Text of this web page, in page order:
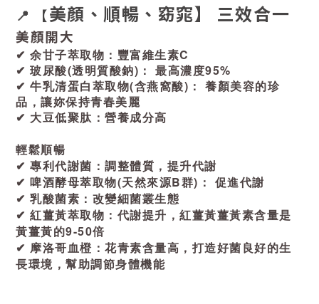
📍 【美顏、順暢、窈窕】 三效合一
美顏開大
✔ 余甘子萃取物：豐富維生素C
✔ 玻尿酸(透明質酸鈉)： 最高濃度95%
✔ 牛乳清蛋白萃取物(含燕窩酸)： 養顏美容的珍
品，讓妳保持青春美麗
✔ 大豆低聚肽：營養成分高
輕鬆順暢
✔ 專利代謝菌：調整體質，提升代謝
✔ 啤酒酵母萃取物(天然來源B群)： 促進代謝
✔ 乳酸菌素：改變細菌叢生態
✔ 紅薑黃萃取物：代謝提升，紅薑黃薑黃素含量是
黃薑黃的9-50倍
✔ 摩洛哥血橙：花青素含量高，打造好菌良好的生
長環境，幫助調節身體機能